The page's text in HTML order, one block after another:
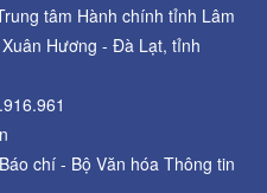
tâm Hành chính tỉnh Lâm
Hương - Đà Lạt, tỉnh
chí - Bộ Văn hóa Thông tin